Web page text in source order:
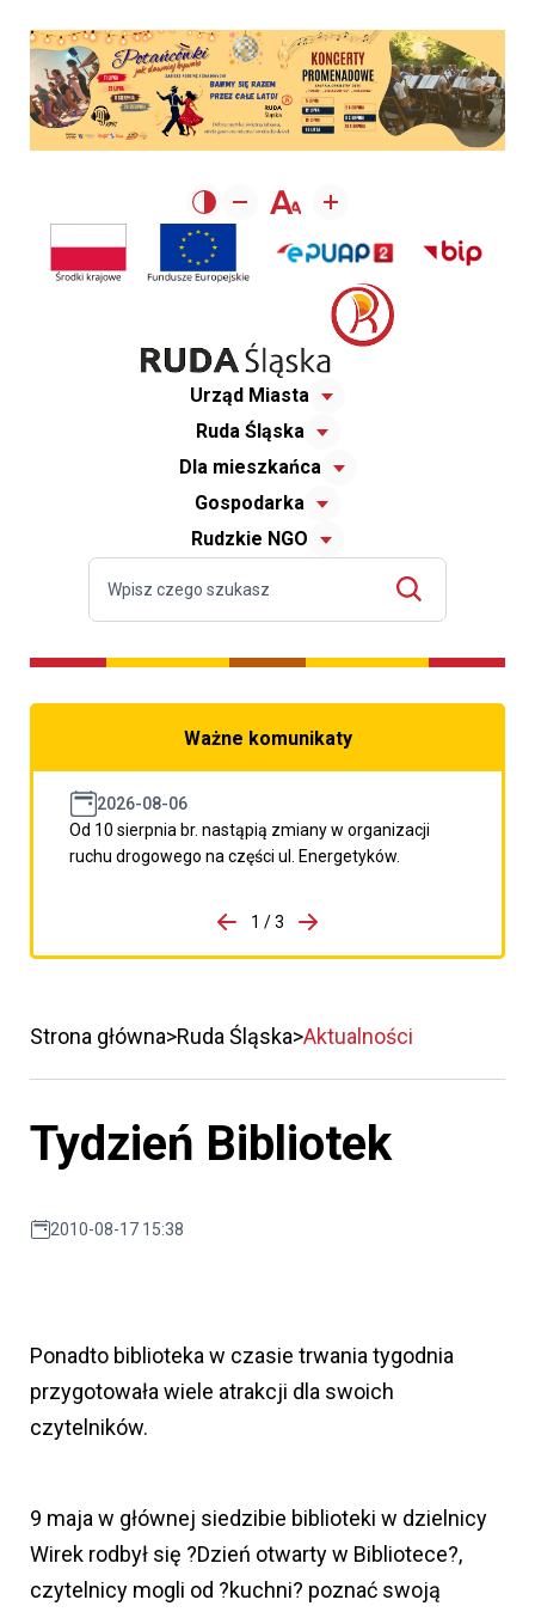
Urząd Miasta
Ruda Śląska
Dla mieszkańca
Gospodarka
Rudzkie NGO
Ważne komunikaty
2026-08-06
Od 10 sierpnia br. nastąpią zmiany w organizacji
ruchu drogowego na części ul. Energetyków.
porzpedniego komunikatu
1 / 3
Przejdź do następnego
Strona główna Ruda Śląska Aktualności
Tydzień Bibliotek
2010-08-17 15:38
Ponadto biblioteka w czasie trwania tygodnia
przygotowała wiele atrakcji dla swoich
czytelników.
9 maja w głównej siedzibie biblioteki w dzielnicy
Wirek rodbył się ?Dzień otwarty w Bibliotece?,
czytelnicy mogli od ?kuchni? poznać swoją